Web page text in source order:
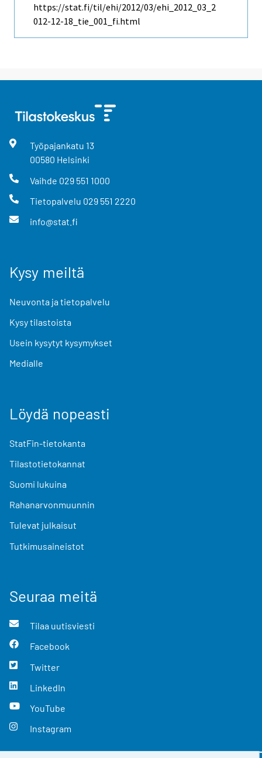
https://stat.fi/til/ehi/2012/03/ehi_2012_03_2
012-12-18_tie_001_fi.html
Työpajankatu 13
00580 Helsinki
Vaihde 029 551 1000
Tietopalvelu 029 551 2220
info@stat.fi
Kysy meiltä
Neuvonta ja tietopalvelu
Kysy tilastoista
Usein kysytyt kysymykset
Medialle
Löydä nopeasti
StatFin-tietokanta
Tilastotietokannat
Suomi lukuina
Rahanarvonmuunnin
Tulevat julkaisut
Tutkimusaineistot
Seuraa meitä
Tilaa uutisviesti
Facebook
Twitter
LinkedIn
YouTube
Instagram